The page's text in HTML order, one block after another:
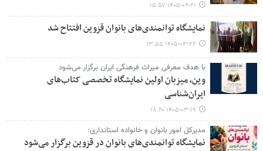
۱۴۰۵-۰۴-۲۱ ۱۵:۵۷
نمایشگاه توانمندی‌های بانوان قزوین افتتاح شد
۱۴۰۵-۰۳-۲۲ ۱۳:۵۵
با هدف معرفی میراث فرهنگی ایران برگزار می‌شود
وین، میزبان اولین نمایشگاه تخصصی کتاب‌های
ایران‌شناسی
۱۴۰۵-۰۳-۱۹ ۱۸:۲۰
مدیرکل امور بانوان و خانواده استانداری:
نمایشگاه توانمندی‌های بانوان در قزوین برگزار می‌شود